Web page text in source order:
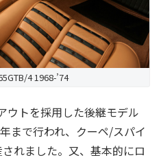
4 1968-’74
ウトを採用した後継モデル
まで行われ、クーペ/スパイ
れました。又、基本的にロ